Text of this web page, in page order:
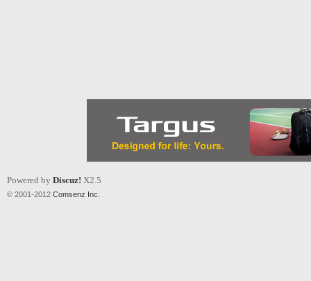
Powered by Discuz! X2.5
© 2001-2012 Comsenz Inc.